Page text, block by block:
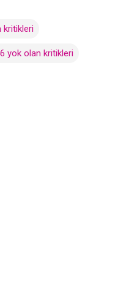
kritikleri
yok olan kritikleri